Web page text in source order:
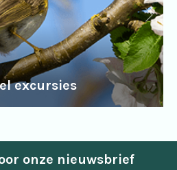
excursies
onze nieuwsbrief